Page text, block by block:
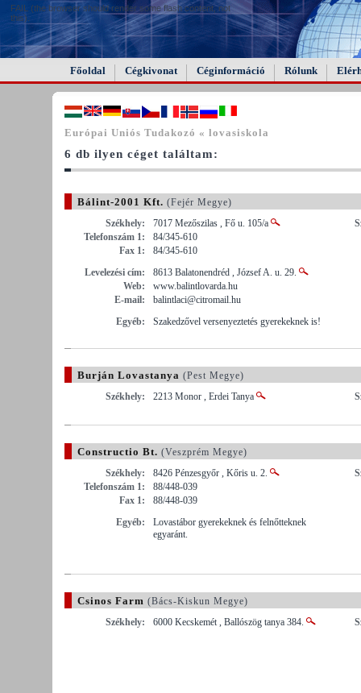
FAIL (the browser should render some flash content, not
this).
Főoldal Cégkivonat Céginformáció Rólunk
Európai Uniós Tudakozó « lovasiskola
6 db ilyen céget találtam:
Bálint-2001 Kft. (Fejér Megye)
Székhely:
7017 Mezőszilas , Fő u. 105/a
Telefonszám 1:
84/345-610
Fax 1:
84/345-610
Levelezési cím:
8613 Balatonendréd , József A. u. 29.
Web:
www.balintlovarda.hu
E-mail:
balintlaci@citromail.hu
Egyéb:
Szakedzővel versenyeztetés gyerekeknek is!
Burján Lovastanya (Pest Megye)
Székhely:
2213 Monor , Erdei Tanya
Constructio Bt. (Veszprém Megye)
Székhely:
8426 Pénzesgyőr , Kőris u. 2.
Telefonszám 1:
88/448-039
Fax 1:
88/448-039
Egyéb:
Lovastábor gyerekeknek és felnőtteknek
egyaránt.
Csinos Farm (Bács-Kiskun Megye)
Székhely:
6000 Kecskemét , Ballószög tanya 384.